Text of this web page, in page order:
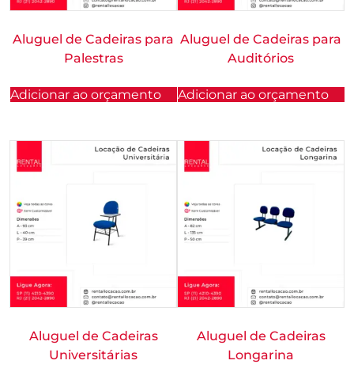
Aluguel de Cadeiras para
Palestras
Adicionar ao orçamento
Aluguel de Cadeiras para
Auditórios
Adicionar ao orçamento
Aluguel de Cadeiras
Universitárias
Aluguel de Cadeiras
Longarina